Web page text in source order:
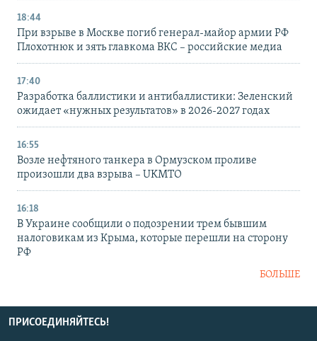
18:44
При взрыве в Москве погиб генерал-майор армии РФ
Плохотнюк и зять главкома ВКС – российские медиа
17:40
Разработка баллистики и антибаллистики: Зеленский
ожидает «нужных результатов» в 2026-2027 годах
16:55
Возле нефтяного танкера в Ормузском проливе
произошли два взрыва – UKMTO
16:18
В Украине сообщили о подозрении трем бывшим
налоговикам из Крыма, которые перешли на сторону
РФ
БОЛЬШЕ
ПРИСОЕДИНЯЙТЕСЬ!